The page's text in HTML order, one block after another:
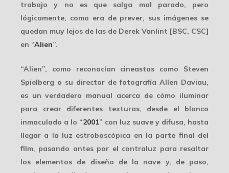
trabajo y no es que salga mal parado, pero
lógicamente, como era de prever, sus imágenes se
quedan muy lejos de las de Derek Vanlint [BSC, CSC]
en “Alien”.
“Alien”, como reconocían cineastas como Steven
Spielberg o su director de fotografía Allen Daviau,
es un verdadero manual acerca de cómo iluminar
para crear diferentes texturas, desde el blanco
inmaculado a lo “2001” con luz suave y difusa, hasta
llegar a la luz estroboscópica en la parte final del
film, pasando antes por el contraluz para resaltar
los elementos de diseño de la nave y, de paso,